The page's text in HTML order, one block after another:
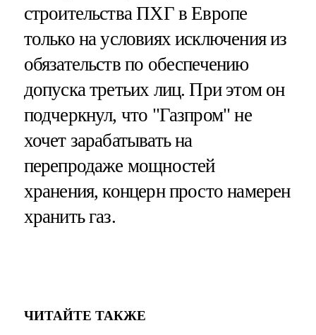
строительства ПХГ в Европе
только на условиях исключения из
обязательств по обеспечению
допуска третьих лиц. При этом он
подчеркнул, что "Газпром" не
хочет зарабатывать на
перепродаже мощностей
хранения, концерн просто намерен
хранить газ.
ЧИТАЙТЕ ТАКЖЕ